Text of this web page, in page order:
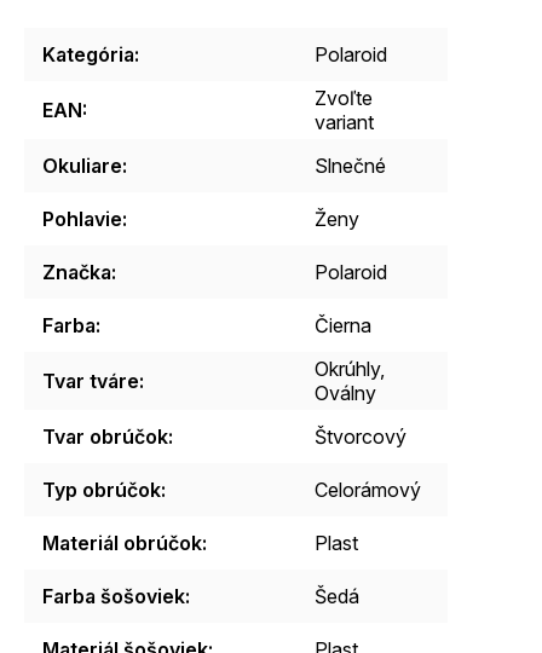
Kategória: Polaroid
EAN:
Zvoľte
variant
Okuliare: Slnečné
Pohlavie: Ženy
Značka: Polaroid
Farba: Čierna
Tvar tváre:
Okrúhly,
Oválny
Tvar obrúčok: Štvorcový
Typ obrúčok: Celorámový
Materiál obrúčok: Plast
Farba šošoviek: Šedá